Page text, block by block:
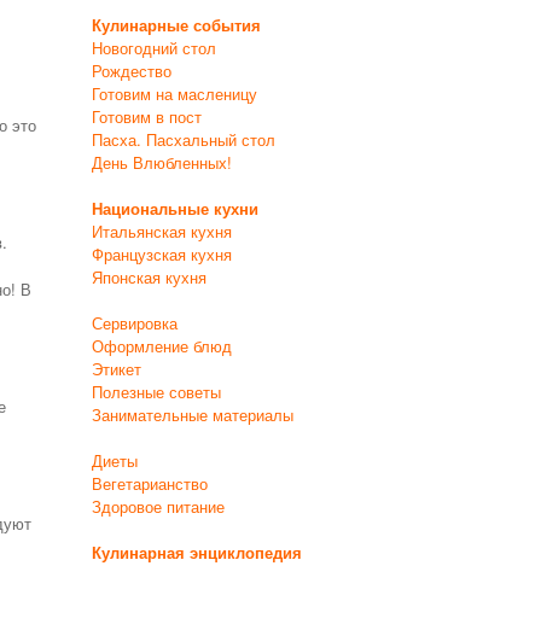
это
В
Кулинарные события
Новогодний стол
Рождество
Готовим на масленицу
Готовим в пост
Пасха. Пасхальный стол
День Влюбленных!
Национальные кухни
Итальянская кухня
Французская кухня
Японская кухня
Сервировка
Оформление блюд
Этикет
Полезные советы
Занимательные материалы
Диеты
Вегетарианство
Здоровое питание
Кулинарная энциклопедия